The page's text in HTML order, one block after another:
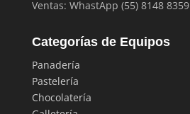
Ventas: WhastApp (55) 8148 8359
Categorías de Equipos
Panadería
Pastelería
Chocolatería